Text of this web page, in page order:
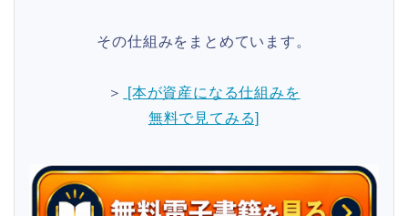
その仕組みをまとめています。
＞
[本が資産になる仕組みを
無料で見てみる]